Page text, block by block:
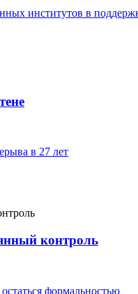
институтов в
в 27 лет
контроль
формальностью